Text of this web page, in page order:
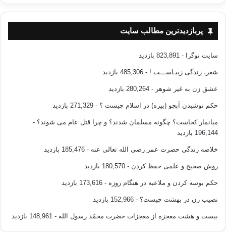
پربازدیدترین مطالب سایت
سایت نوگرا - 823,891 بازدید
شعر، زندگی زیبـاســـت ! - 485,306 بازدید
عشق زن به غیر شوهر - 280,264 بازدید
حکم نوشیدن آبجو (بیره) در اسلام چیست ؟ - 271,329 بازدید
میانمار کجاست؟ چگونه مسلمان شدند؟ و چرا قتل عام می شوند؟ -
196,144 بازدید
خلاصه زندگی حضرت عمر رضی الله تعالی عنه - 185,476 بازدید
روش صحیح و علمی حفظ کردن - 180,570 بازدید
حکم بوسه کردن و ملاعبه در هنگام روزه - 173,616 بازدید
نصیب زن در بهشت چیست؟ - 152,966 بازدید
بیست و هشت معجزه از معجزات حضرت محمّد رسول الله - 148,961 بازدید